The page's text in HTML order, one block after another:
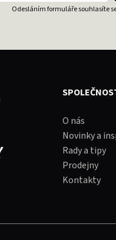
Odesláním formuláře souhlasíte
O nás
Novinky a
Rady a tipy
Prodejny
Kontakty